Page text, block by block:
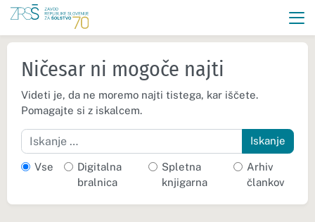
Ničesar ni mogoče najti
Videti je, da ne moremo najti tistega, kar iščete.
Pomagajte si z iskalcem.
Iskanje
Vse
Digitalna
bralnica
Spletna
knjigarna
Arhiv
člankov